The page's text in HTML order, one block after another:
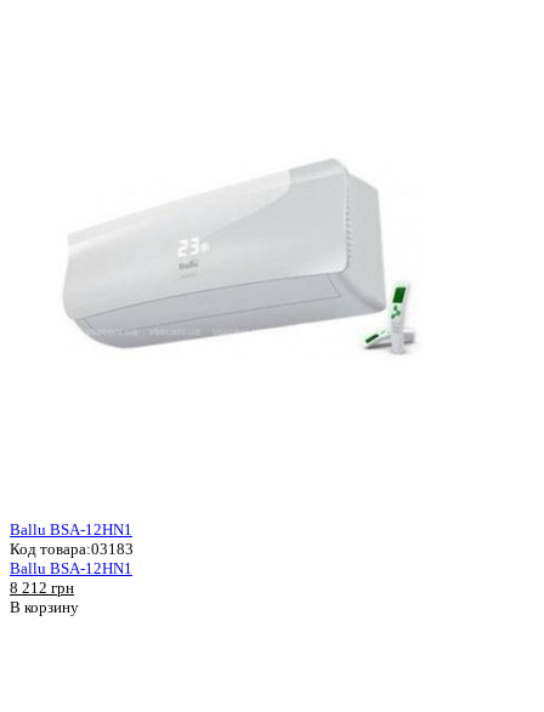
Ballu BSA-12HN1
Код товара:03183
Ballu BSA-12HN1
8 212 грн
В корзину